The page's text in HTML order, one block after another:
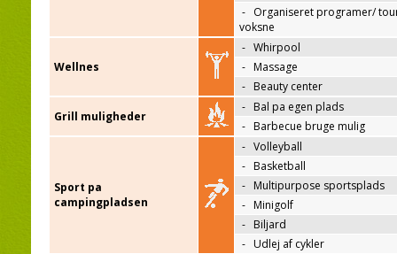
- Organiseret programer/
voksne
Wellnes
- Whirpool
- Massage
- Beauty center
Grill muligheder
- Bal pa egen plads
- Barbecue bruge mulig
Sport pa
campingpladsen
- Volleyball
- Basketball
- Multipurpose sportsplads
- Minigolf
- Biljard
- Udlej af cykler